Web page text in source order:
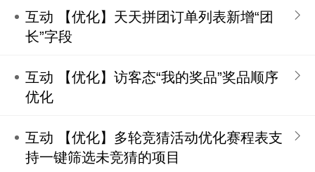
互动 【优化】天天拼团订单列表新增“团
长”字段
互动 【优化】访客态“我的奖品”奖品顺序
优化
互动 【优化】多轮竞猜活动优化赛程表支
持一键筛选未竞猜的项目